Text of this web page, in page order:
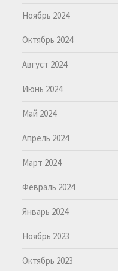
Ноябрь 2024
Октябрь 2024
Август 2024
Июнь 2024
Май 2024
Апрель 2024
Март 2024
Февраль 2024
Январь 2024
Ноябрь 2023
Октябрь 2023